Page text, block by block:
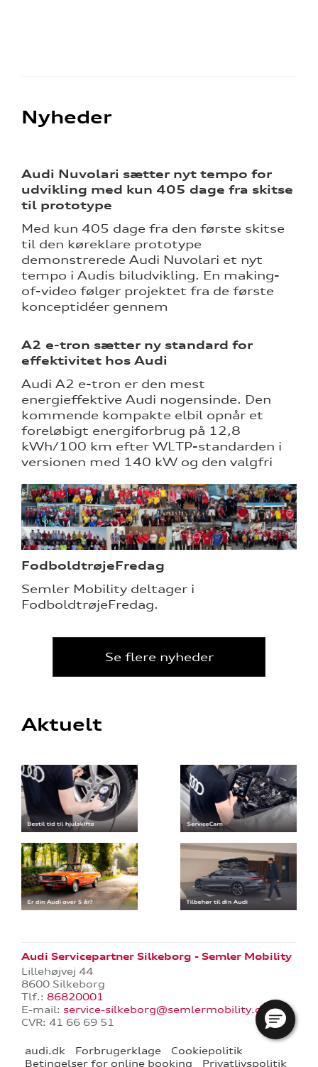
Nyheder
Audi Nuvolari sætter nyt tempo for
udvikling med kun 405 dage fra skitse
til prototype
Med kun 405 dage fra den første skitse
til den køreklare prototype
demonstrerede Audi Nuvolari et nyt
tempo i Audis biludvikling. En making-
of-video følger projektet fra de første
konceptidéer gennem
A2 e-tron sætter ny standard for
effektivitet hos Audi
Audi A2 e-tron er den mest
energieffektive Audi nogensinde. Den
kommende kompakte elbil opnår et
foreløbigt energiforbrug på 12,8
kWh/100 km efter WLTP-standarden i
versionen med 140 kW og den valgfri
FodboldtrøjeFredag
Semler Mobility deltager i
FodboldtrøjeFredag.
Se flere nyheder
Aktuelt
Audi Servicepartner Silkeborg - Semler Mobility
Lillehøjvej 44
8600 Silkeborg
Tlf.: 86820001
E-mail: service-silkeborg@semlermobility.dk
CVR: 41 66 69 51
audi.dk Forbrugerklage
Cookiepolitik
Betingelser for online booking
Privatlivspolitik